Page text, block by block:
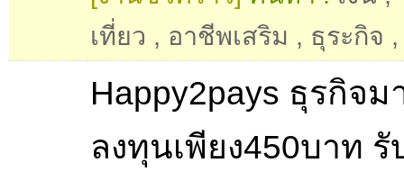
เที่ยว , อาชีพเสริม , ธุระกิจ ,
Happy2pays ธุรกิจม
ลงทุนเพียง450บาท รั